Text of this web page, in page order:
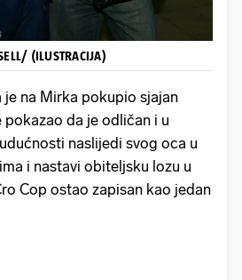
(ILUSTRACIJA)
je na Mirka pokupio sjajan
da je odličan i u
naslijedi svog oca u
i nastavi obiteljsku lozu u
Cop ostao zapisan kao jedan